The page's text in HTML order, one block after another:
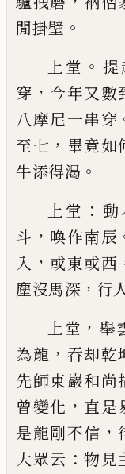
閒掛壁 。
上堂 。 提
穿 ， 今年又數
八摩尼一串穿
至七 ， 畢竟如
牛添得渴 。
上堂 ： 動
斗 ， 喚作南辰
入 ， 或東或西
塵沒馬深 ， 行
上堂 ， 舉
為龍 ， 吞却乾
先師東巖和尚
曾變化 ， 直是
是龍剛不信 ，
大眾云 ：物見